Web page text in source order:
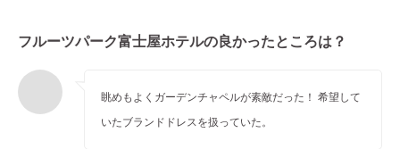
フルーツパーク富士屋ホテルの良かったところは？
眺めもよくガーデンチャペルが素敵だった！ 希望して
いたブランドドレスを扱っていた。